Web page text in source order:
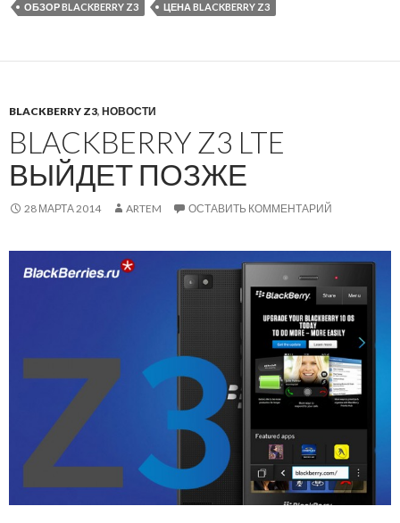
ОБЗОР BLACKBERRY Z3
ЦЕНА BLACKBERRY Z3
BLACKBERRY Z3, НОВОСТИ
BLACKBERRY Z3 LTE
ВЫЙДЕТ ПОЗЖЕ
28 МАРТА 2014 ARTEM ОСТАВИТЬ КОММЕНТАРИЙ